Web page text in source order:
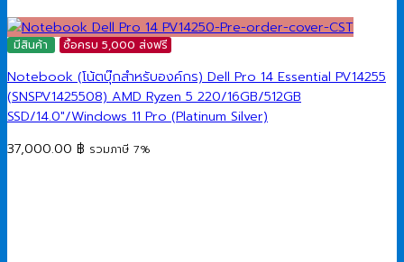
มีสินค้า ซื้อครบ 5,000 ส่งฟรี
Notebook (โน้ตบุ๊กสำหรับองค์กร) Dell Pro 14 Essential PV14255
(SNSPV1425508) AMD Ryzen 5 220/16GB/512GB
SSD/14.0″/Windows 11 Pro (Platinum Silver)
37,000.00 ฿ รวมภาษี 7%